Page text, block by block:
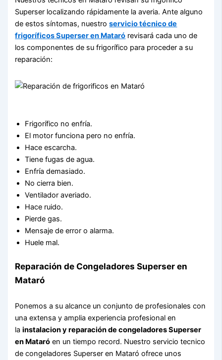
Superser localizando rápidamente la averia. Ante alguno
de estos síntomas, nuestroservicio técnico de
frigoríficos Superser en Mataró revisará cada uno de
los componentes de su frigorífico para proceder a su
reparación:
Frigorífico no enfría.
El motor funciona pero no enfría.
Hace escarcha.
Tiene fugas de agua.
Enfría demasiado.
No cierra bien.
Ventilador averiado.
Hace ruido.
Pierde gas.
Mensaje de error o alarma.
Huele mal.
Reparación de Congeladores Superser en
Mataró
Ponemos a su alcance un conjunto de profesionales con
una extensa y amplia experiencia profesional en
lainstalacion y reparación de congeladores Superser
en Mataró en un tiempo record. Nuestro servicio tecnico
de congeladores Superser en Mataró ofrece unos